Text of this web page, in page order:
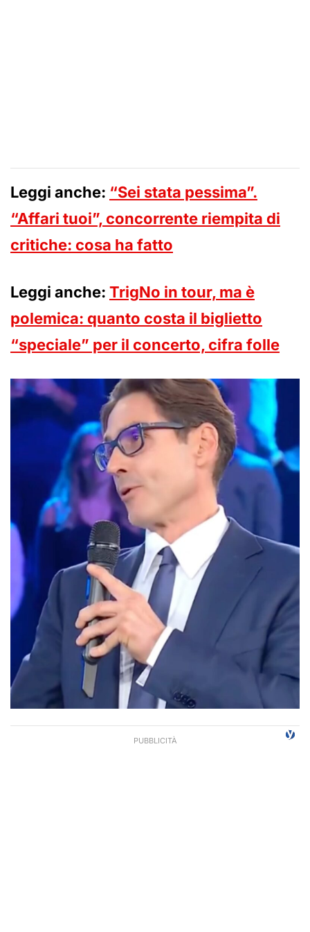
Leggi anche: “Sei stata pessima”.
“Affari tuoi”, concorrente riempita di
critiche: cosa ha fatto
Leggi anche: TrigNo in tour, ma è
polemica: quanto costa il biglietto
“speciale” per il concerto, cifra folle